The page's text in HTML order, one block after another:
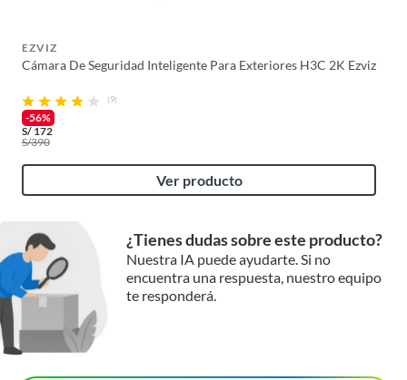
EZVIZ
Cámara De Seguridad Inteligente Para Exteriores H3C 2K Ezviz
(9)
-56%
S/ 172
S/390
Ver producto
¿Tienes dudas sobre este producto?
Nuestra IA puede ayudarte. Si no
encuentra una respuesta, nuestro equipo
te responderá.